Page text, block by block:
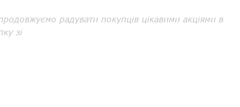
радувати покупців цікавими акціями в
зі